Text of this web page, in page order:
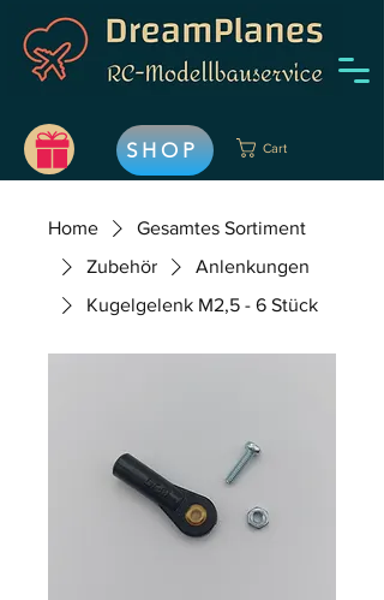
SHOP Cart
Home
Gesamtes Sortiment
Zubehör
Anlenkungen
Kugelgelenk M2,5 - 6 Stück